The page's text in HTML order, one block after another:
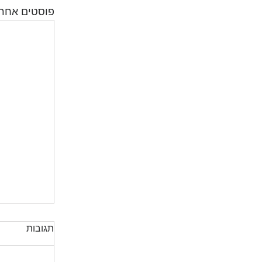
פוסטים
תגובות